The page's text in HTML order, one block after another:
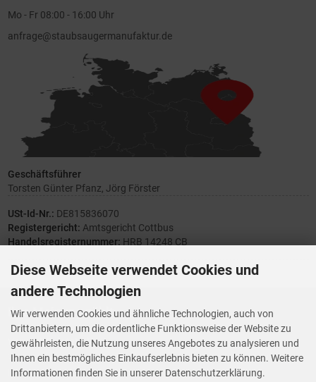
Mo - Fr 08:00 - 16:00 Uhr
anfrage@staubsaugermanufaktur.de
Geschäftsführer
Torsten Günter Pfanz, Jörg Förster
USt-Id-Nr.: DE815836070
Registergericht: Amtsgericht Cottbus
Handelsregisternummer: HRB 14248 CB
Ihre Meinung zählt
Vorwerk Ersatzteile
Wenn Ihnen der Service der StaubsaugerManufaktur gefallen hat,
bewerten Sie uns bitte bei Trustedshops.de
Diese Webseite verwendet Cookies und
andere Technologien
Wir verwenden Cookies und ähnliche Technologien, auch von
Drittanbietern, um die ordentliche Funktionsweise der Website zu
gewährleisten, die Nutzung unseres Angebotes zu analysieren und
Ihnen ein bestmögliches Einkaufserlebnis bieten zu können. Weitere
Informationen finden Sie in unserer Datenschutzerklärung.